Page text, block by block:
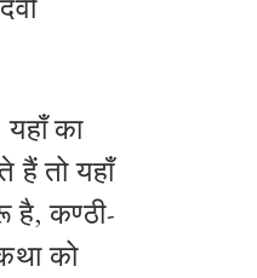
का
हैं तो यहाँ
है, कण्ठी-
को